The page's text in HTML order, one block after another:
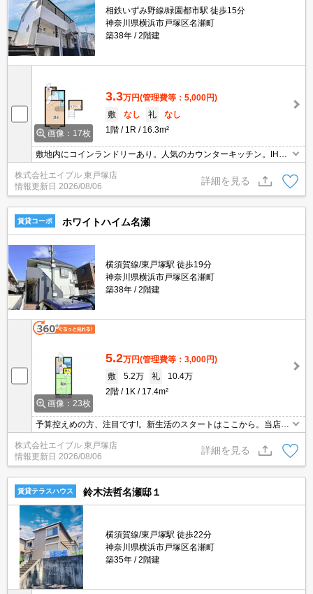
相鉄いずみ野線/緑園都市駅 徒歩15分
神奈川県横浜市戸塚区名瀬町
築38年
2階建
画像：17枚
3.3万円(管理費等：5,000円)
敷
なし 礼
なし
1階
1R 16.3m²
敷地内にコインランドリーあり。人気のカウンターキッチン。IH調
株式会社エイブル 東戸塚店
情報更新日 2026/08/06
詳細を見る
賃貸コーポ ホワイトハイム名瀬
横須賀線/東戸塚駅 徒歩19分
神奈川県横浜市戸塚区名瀬町
築38年
2階建
画像：23枚
5.2万円(管理費等：3,000円)
敷
5.2万 礼
10.4万
2階
1K 17.4m²
予算控えめの方、注目です!。新生活のスタートはここから。当店の
お薦め物件。住環境、あなたの目でお確かめください。ぜひお問い
合わせください。あなたの新生活応援します！。
株式会社エイブル 東戸塚店
情報更新日 2026/08/06
詳細を見る
賃貸テラスハウス 鈴木法哲名瀬邸１
横須賀線/東戸塚駅 徒歩22分
神奈川県横浜市戸塚区名瀬町
築35年
2階建